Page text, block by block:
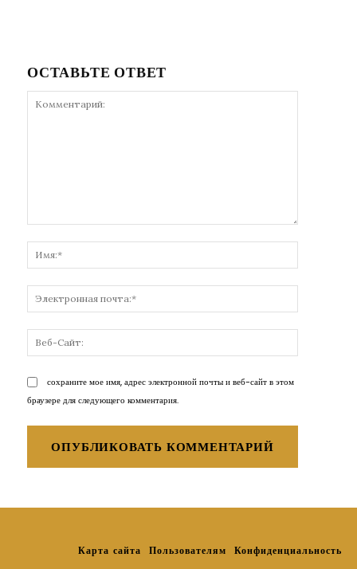
ОСТАВЬТЕ ОТВЕТ
почта:*
Сайт:
сохраните мое имя, адрес электронной почты и веб-сайт в этом
браузере для следующего комментария.
Карта сайта Пользователям Конфиденциальность